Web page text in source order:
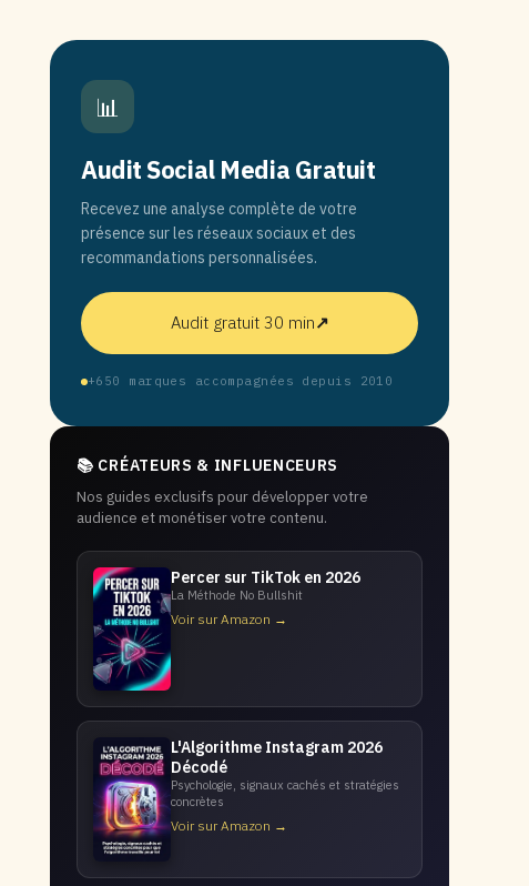
📊
Audit Social Media Gratuit
Recevez une analyse complète de votre
présence sur les réseaux sociaux et des
recommandations personnalisées.
Audit gratuit 30 min↗
+650 marques accompagnées depuis 2010
📚 CRÉATEURS & INFLUENCEURS
Nos guides exclusifs pour développer votre
audience et monétiser votre contenu.
Percer sur TikTok en 2026
La Méthode No Bullshit
Voir sur Amazon →
L'Algorithme Instagram 2026
Décodé
Psychologie, signaux cachés et stratégies
concrètes
Voir sur Amazon →